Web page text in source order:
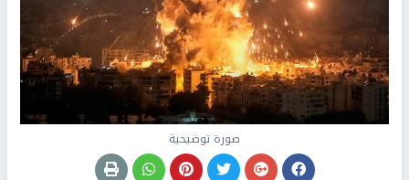
صورة توضيحية